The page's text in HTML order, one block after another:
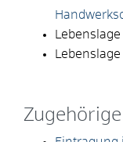
Lebenslage
Lebenslage